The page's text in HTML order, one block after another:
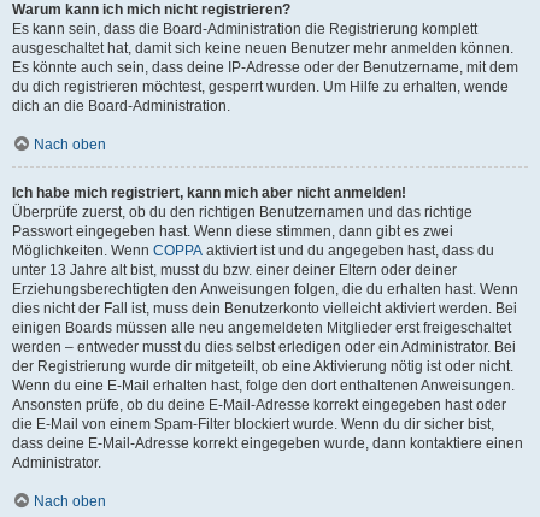
Warum kann ich mich nicht registrieren?
Es kann sein, dass die Board-Administration die Registrierung komplett
ausgeschaltet hat, damit sich keine neuen Benutzer mehr anmelden können.
Es könnte auch sein, dass deine IP-Adresse oder der Benutzername, mit dem
du dich registrieren möchtest, gesperrt wurden. Um Hilfe zu erhalten, wende
dich an die Board-Administration.
Nach oben
Ich habe mich registriert, kann mich aber nicht anmelden!
Überprüfe zuerst, ob du den richtigen Benutzernamen und das richtige
Passwort eingegeben hast. Wenn diese stimmen, dann gibt es zwei
Möglichkeiten. Wenn COPPA aktiviert ist und du angegeben hast, dass du
unter 13 Jahre alt bist, musst du bzw. einer deiner Eltern oder deiner
Erziehungsberechtigten den Anweisungen folgen, die du erhalten hast. Wenn
dies nicht der Fall ist, muss dein Benutzerkonto vielleicht aktiviert werden. Bei
einigen Boards müssen alle neu angemeldeten Mitglieder erst freigeschaltet
werden – entweder musst du dies selbst erledigen oder ein Administrator. Bei
der Registrierung wurde dir mitgeteilt, ob eine Aktivierung nötig ist oder nicht.
Wenn du eine E-Mail erhalten hast, folge den dort enthaltenen Anweisungen.
Ansonsten prüfe, ob du deine E-Mail-Adresse korrekt eingegeben hast oder
die E-Mail von einem Spam-Filter blockiert wurde. Wenn du dir sicher bist,
dass deine E-Mail-Adresse korrekt eingegeben wurde, dann kontaktiere einen
Administrator.
Nach oben